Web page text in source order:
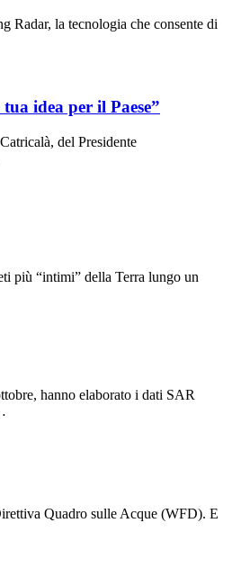
Radar, la tecnologia che consente di
idea per il Paese”
del Presidente
più “intimi” della Terra lungo un
hanno elaborato i dati SAR
Quadro sulle Acque (WFD). E